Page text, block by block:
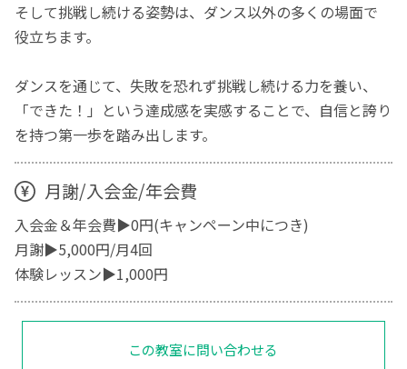
そして挑戦し続ける姿勢は、ダンス以外の多くの場面で
役立ちます。
ダンスを通じて、失敗を恐れず挑戦し続ける力を養い、
「できた！」という達成感を実感することで、自信と誇り
を持つ第一歩を踏み出します。
月謝/入会金/年会費
入会金＆年会費▶0円(キャンペーン中につき)
月謝▶5,000円/月4回
体験レッスン▶1,000円
この教室に問い合わせる